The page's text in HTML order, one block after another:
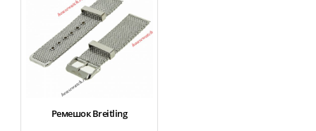
Ремешок Breitling